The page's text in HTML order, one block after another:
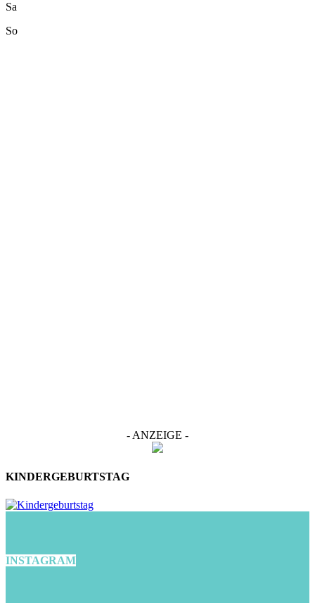
Sa
So
- ANZEIGE -
KINDERGEBURTSTAG
INSTAGRAM